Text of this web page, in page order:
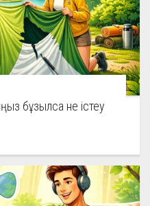
бұзылса не істеу